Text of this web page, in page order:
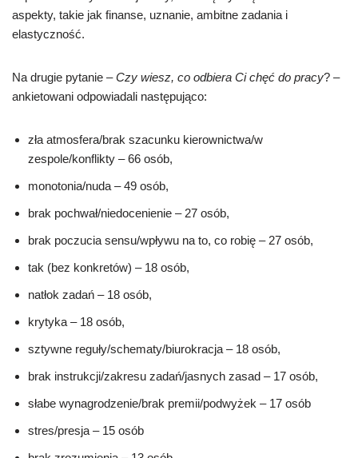
aspekty, takie jak finanse, uznanie, ambitne zadania i
elastyczność.
Na drugie pytanie –Czy wiesz, co odbiera Ci chęć do pracy? –
ankietowani odpowiadali następująco:
zła atmosfera/brak szacunku kierownictwa/w
zespole/konflikty – 66 osób,
monotonia/nuda – 49 osób,
brak pochwał/niedocenienie – 27 osób,
brak poczucia sensu/wpływu na to, co robię – 27 osób,
tak (bez konkretów) – 18 osób,
natłok zadań – 18 osób,
krytyka – 18 osób,
sztywne reguły/schematy/biurokracja – 18 osób,
brak instrukcji/zakresu zadań/jasnych zasad – 17 osób,
słabe wynagrodzenie/brak premii/podwyżek – 17 osób
stres/presja – 15 osób